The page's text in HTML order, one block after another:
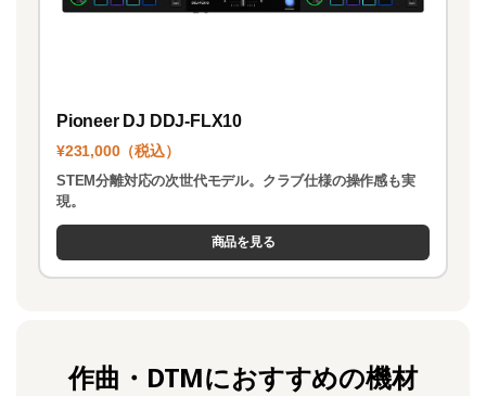
Pioneer DJ DDJ-FLX10
¥231,000（税込）
STEM分離対応の次世代モデル。クラブ仕様の操作感も実
現。
商品を見る
作曲・DTMにおすすめの機材